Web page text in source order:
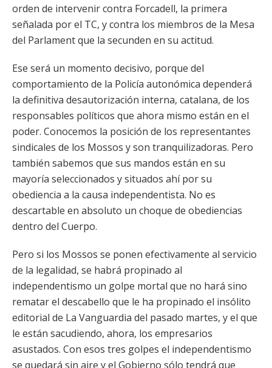
orden de intervenir contra Forcadell, la primera
señalada por el TC, y contra los miembros de la Mesa
del Parlament que la secunden en su actitud.
Ese será un momento decisivo, porque del
comportamiento de la Policía autonómica dependerá
la definitiva desautorización interna, catalana, de los
responsables políticos que ahora mismo están en el
poder. Conocemos la posición de los representantes
sindicales de los Mossos y son tranquilizadoras. Pero
también sabemos que sus mandos están en su
mayoría seleccionados y situados ahí por su
obediencia a la causa independentista. No es
descartable en absoluto un choque de obediencias
dentro del Cuerpo.
Pero si los Mossos se ponen efectivamente al servicio
de la legalidad, se habrá propinado al
independentismo un golpe mortal que no hará sino
rematar el descabello que le ha propinado el insólito
editorial de La Vanguardia del pasado martes, y el que
le están sacudiendo, ahora, los empresarios
asustados. Con esos tres golpes el independentismo
se quedará sin aire y el Gobierno sólo tendrá que